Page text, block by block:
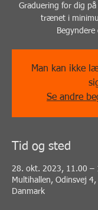
Graduering for dig
trænet i
Man kan ikke
Se andre
Tid og sted
28. okt. 2023, 11.00 –
Multihallen, Odinsvej
Danmark